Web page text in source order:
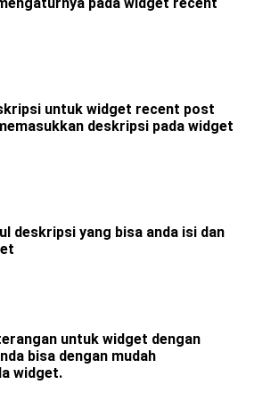
untuk widget recent post
deskripsi pada widget
deskripsi yang bisa anda isi dan
untuk widget dengan
bisa dengan mudah
widget.